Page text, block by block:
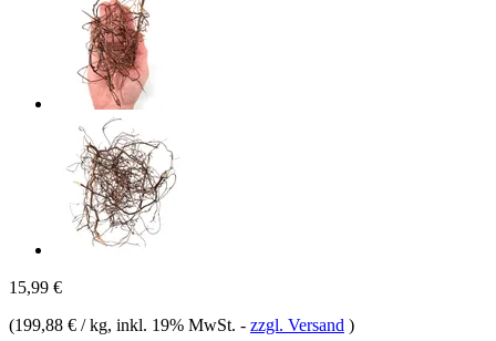
15,99 €
(199,88 € / kg, inkl. 19% MwSt. - zzgl. Versand )